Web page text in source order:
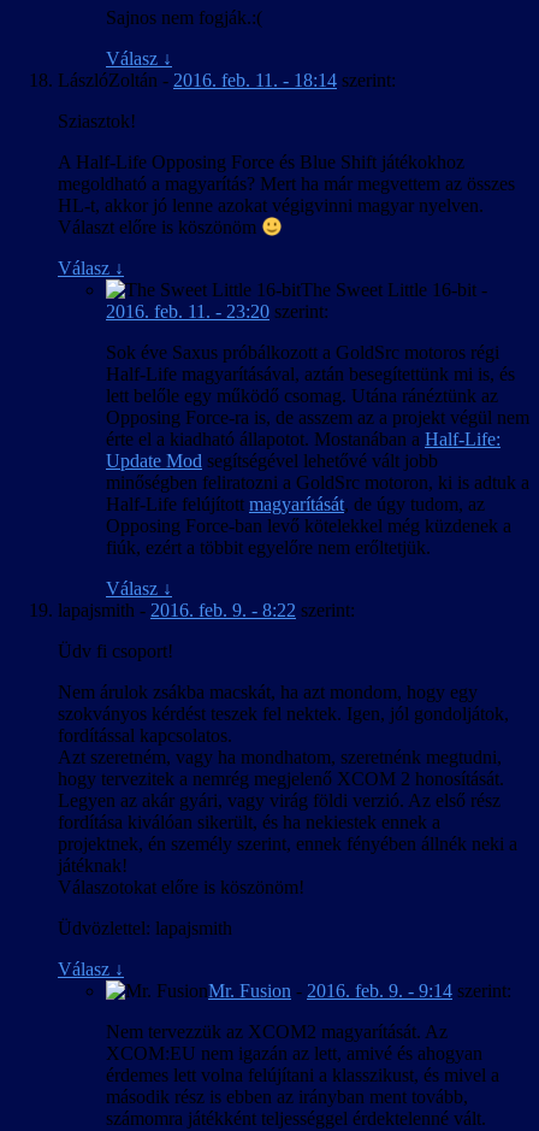
Sajnos nem fogják.:(
Válasz ↓
LászlóZoltán - 2016. feb. 11. - 18:14 szerint:
Sziasztok!
A Half-Life Opposing Force és Blue Shift játékokhoz
megoldható a magyarítás? Mert ha már megvettem az összes
HL-t, akkor jó lenne azokat végigvinni magyar nyelven.
Választ előre is köszönöm
Válasz ↓
The Sweet Little 16-bit -
2016. feb. 11. - 23:20 szerint:
Sok éve Saxus próbálkozott a GoldSrc motoros régi
Half-Life magyarításával, aztán besegítettünk mi is, és
lett belőle egy működő csomag. Utána ránéztünk az
Opposing Force-ra is, de asszem az a projekt végül nem
érte el a kiadható állapotot. Mostanában a Half-Life:
Update Mod segítségével lehetővé vált jobb
minőségben feliratozni a GoldSrc motoron, ki is adtuk a
Half-Life felújított magyarítását, de úgy tudom, az
Opposing Force-ban levő kötelekkel még küzdenek a
fiúk, ezért a többit egyelőre nem erőltetjük.
Válasz ↓
lapajsmith - 2016. feb. 9. - 8:22 szerint:
Üdv fi csoport!
Nem árulok zsákba macskát, ha azt mondom, hogy egy
szokványos kérdést teszek fel nektek. Igen, jól gondoljátok,
fordítással kapcsolatos.
Azt szeretném, vagy ha mondhatom, szeretnénk megtudni,
hogy tervezitek a nemrég megjelenő XCOM 2 honosítását.
Legyen az akár gyári, vagy virág földi verzió. Az első rész
fordítása kiválóan sikerült, és ha nekiestek ennek a
projektnek, én személy szerint, ennek fényében állnék neki a
játéknak!
Válaszotokat előre is köszönöm!
Üdvözlettel: lapajsmith
Válasz ↓
Mr. Fusion - 2016. feb. 9. - 9:14 szerint:
Nem tervezzük az XCOM2 magyarítását. Az
XCOM:EU nem igazán az lett, amivé és ahogyan
érdemes lett volna felújítani a klasszikust, és mivel a
második rész is ebben az irányban ment tovább,
számomra játékként teljességgel érdektelenné vált.